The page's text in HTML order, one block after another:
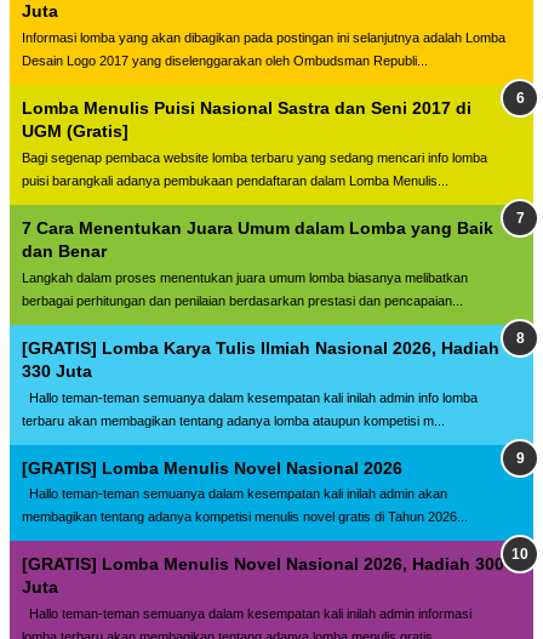
Juta
Informasi lomba yang akan dibagikan pada postingan ini selanjutnya adalah Lomba
Desain Logo 2017 yang diselenggarakan oleh Ombudsman Republi...
Lomba Menulis Puisi Nasional Sastra dan Seni 2017 di
UGM (Gratis]
Bagi segenap pembaca website lomba terbaru yang sedang mencari info lomba
puisi barangkali adanya pembukaan pendaftaran dalam Lomba Menulis...
7 Cara Menentukan Juara Umum dalam Lomba yang Baik
dan Benar
Langkah dalam proses menentukan juara umum lomba biasanya melibatkan
berbagai perhitungan dan penilaian berdasarkan prestasi dan pencapaian...
[GRATIS] Lomba Karya Tulis Ilmiah Nasional 2026, Hadiah
330 Juta
Hallo teman-teman semuanya dalam kesempatan kali inilah admin info lomba
terbaru akan membagikan tentang adanya lomba ataupun kompetisi m...
[GRATIS] Lomba Menulis Novel Nasional 2026
Hallo teman-teman semuanya dalam kesempatan kali inilah admin akan
membagikan tentang adanya kompetisi menulis novel gratis di Tahun 2026...
[GRATIS] Lomba Menulis Novel Nasional 2026, Hadiah 300
Juta
Hallo teman-teman semuanya dalam kesempatan kali inilah admin informasi